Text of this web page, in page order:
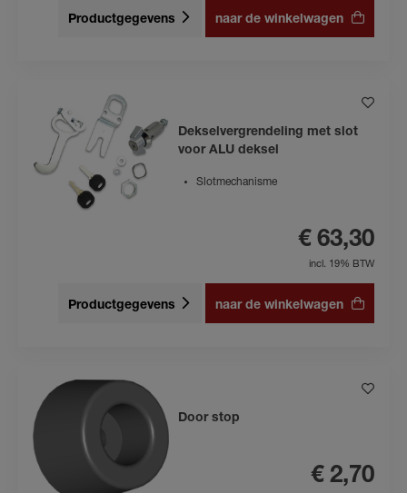
Productgegevens naar de winkelwagen
Dekselvergrendeling met slot
voor ALU deksel
Slotmechanisme
€ 63,30
incl. 19% BTW
Productgegevens naar de winkelwagen
Door stop
€ 2,70